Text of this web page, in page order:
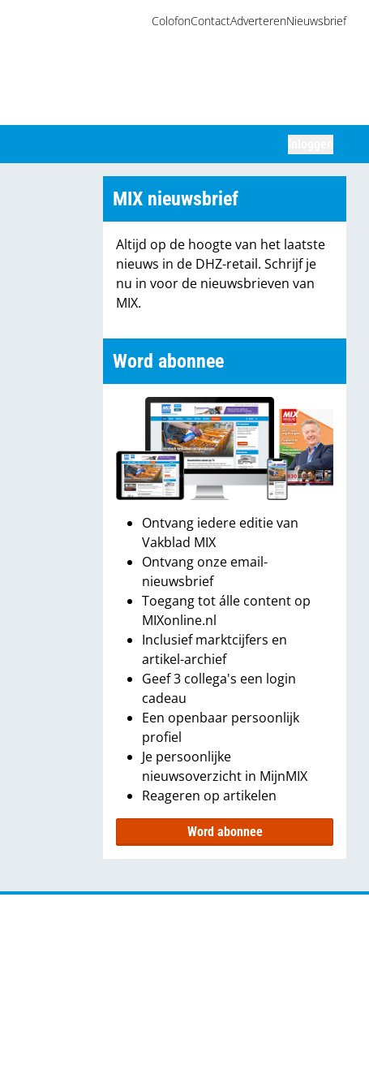
ColofonContactAdverterenNieuwsbrief
MIX nieuwsbrief
Altijd op de hoogte van het laatste
nieuws in de DHZ-retail. Schrijf je
nu in voor de nieuwsbrieven van
MIX.
Word abonnee
Ontvang iedere editie van
Vakblad MIX
Ontvang onze email-
nieuwsbrief
Toegang tot álle content op
MIXonline.nl
Inclusief marktcijfers en
artikel-archief
Geef 3 collega's een login
cadeau
Een openbaar persoonlijk
profiel
Je persoonlijke
nieuwsoverzicht in MijnMIX
Reageren op artikelen
Word abonnee